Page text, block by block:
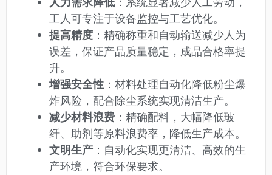
工人可专注于设备监控与工艺优化。
提高精度 ：精确称重和自动输送减少人为
误差，保证产品质量稳定，成品合格率提
升。
增强安全性 ：材料处理自动化降低粉尘爆
炸风险，配合除尘系统实现清洁生产。
减少材料浪费 ：精确配料，大幅降低玻
纤、助剂等原料浪费率，降低生产成本。
文明生产 ：自动化实现更清洁、高效的生
产环境，符合环保要求。